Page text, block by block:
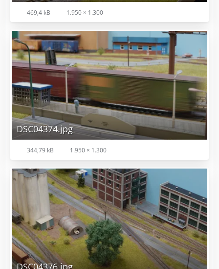
469,4 kB 1.950 × 1.300
DSC04374.jpg
344,79 kB 1.950 × 1.300